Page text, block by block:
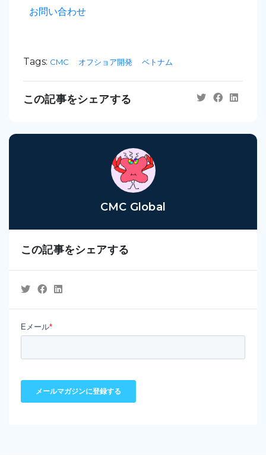
お問い合わせ
Tags: CMC オフショア開発 ベトナム
この記事をシェアする
CMC Global
この記事をシェアする